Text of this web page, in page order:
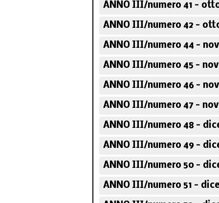
ANNO III/numero 41 -
ANNO III/numero 42 -
ANNO III/numero 44 -
ANNO III/numero 45 -
ANNO III/numero 46 -
ANNO III/numero 47 -
ANNO III/numero 48 -
ANNO III/numero 49 -
ANNO III/numero 50 -
ANNO III/numero 51 -